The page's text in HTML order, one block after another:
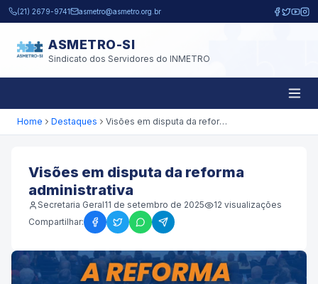
Pular para o conteúdo principal
(21) 2679-9741 asmetro@asmetro.org.br
ASMETRO-SI
Sindicato dos Servidores do INMETRO
Home Destaques Visões em disputa da reforma administrativa
Visões em disputa da reforma
administrativa
Secretaria Geral11 de setembro de 2025 12 visualizações
Compartilhar: